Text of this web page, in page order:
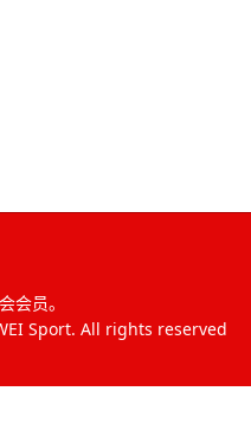
会员。
Sport. All rights reserved